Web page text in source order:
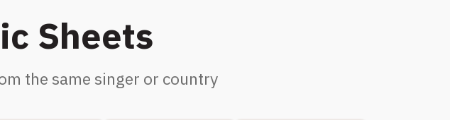
Sheets
the same singer or country